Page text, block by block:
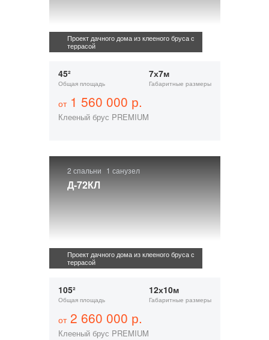
Проект дачного дома из клееного бруса с
террасой
45²
Общая площадь
7х7м
Габаритные размеры
от1 560 000 р.
Клееный брус PREMIUM
2 спальни 1 санузел
Д-72КЛ
Проект дачного дома из клееного бруса с
террасой
105²
Общая площадь
12х10м
Габаритные размеры
от2 660 000 р.
Клееный брус PREMIUM